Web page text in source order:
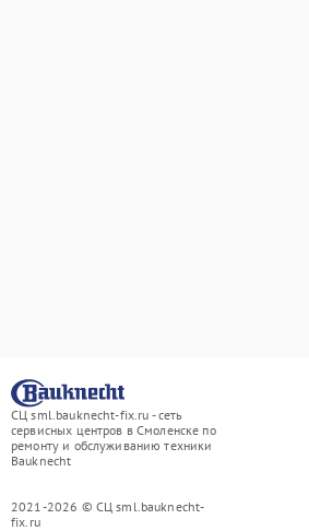
СЦ sml.bauknecht-fix.ru - сеть
сервисных центров в Смоленске по
ремонту и обслуживанию техники
Bauknecht
2021-2026 © СЦ sml.bauknecht-
fix.ru